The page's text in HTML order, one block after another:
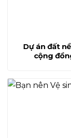
Dự án đất nền Shingmark Village
cộng